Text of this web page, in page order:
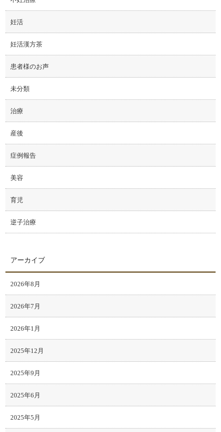
妊活
妊活漢方茶
患者様のお声
未分類
治療
産後
症例報告
美容
育児
逆子治療
アーカイブ
2026年8月
2026年7月
2026年1月
2025年12月
2025年9月
2025年6月
2025年5月